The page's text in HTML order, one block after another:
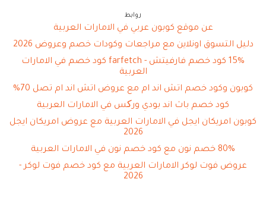
روابط
عن موقع كوبون عربي في الامارات العربية
دليل التسوق اونلاين مع مراجعات وكودات خصم وعروض 2026
15% كود خصم فارفيتش - farfetch كود خصم في الامارات
العربية
كوبون وكود خصم اتش اند ام مع عروض اتش اند ام تصل 70%
كود خصم باث اند بودي ورکس في الامارات العربية
كوبون امريكان ايجل في الامارات العربية مع عروض امريكان ايجل
2026
80% خصم نون مع كود خصم نون في الامارات العربية
عروض فوت لوكر الامارات العربية مع كود خصم فوت لوكر -
2026